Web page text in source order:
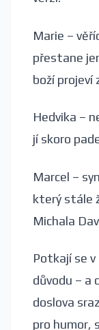
Marie –
přestane
boží projeví
Hedvika –
jí skoro
Marcel –
který stále
Michala
Potkají se
důvodu – a
doslova
pro humor,